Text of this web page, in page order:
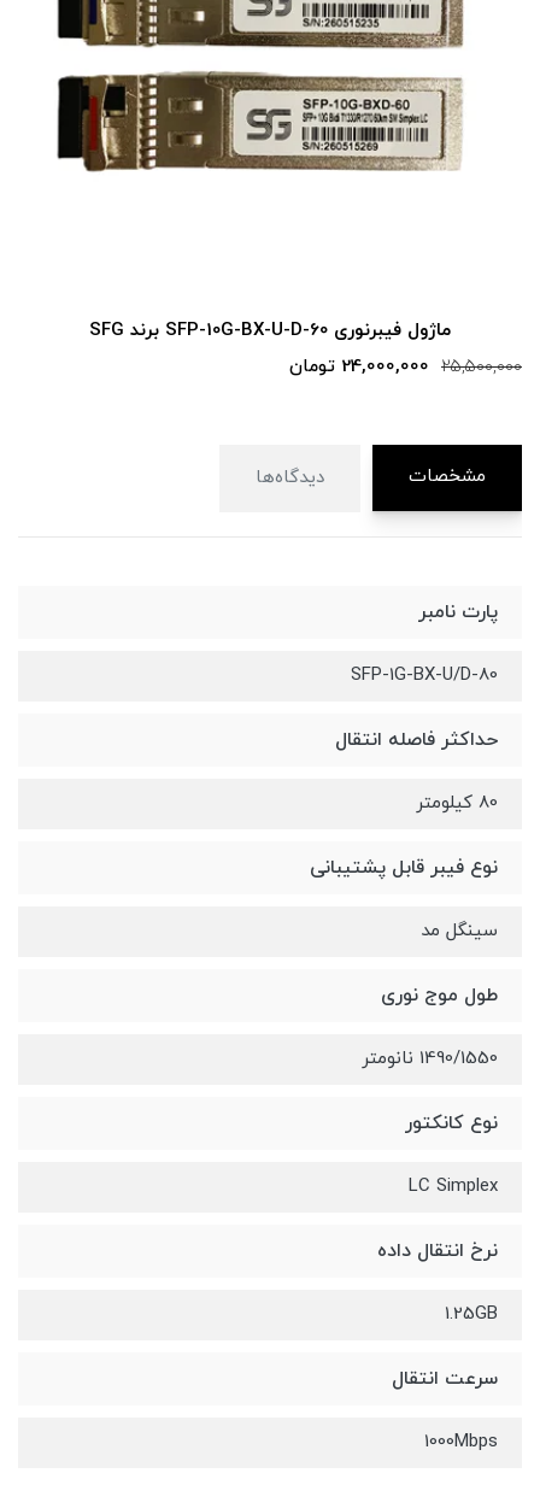
ماژول فیبرنوری SFP-10G-BX-U-D-60 برند SFG
24,000,000 تومان
مشخصات دیدگاه‌ها
پارت نامبر
SFP-1G-BX-U/D-80
حداکثر فاصله انتقال
80 کیلومتر
نوع فیبر قابل پشتیبانی
سینگل مد
طول موج نوری
1490/1550 نانومتر
نوع کانکتور
LC Simplex
نرخ انتقال داده
1.25GB
سرعت انتقال
1000Mbps